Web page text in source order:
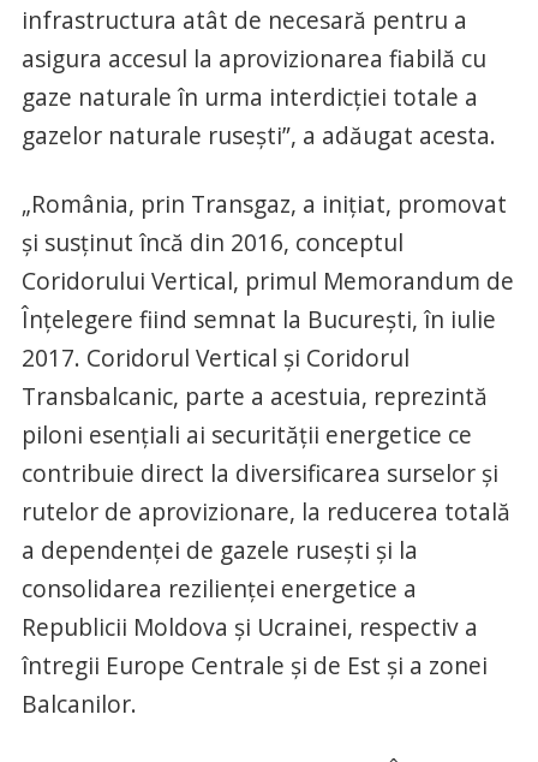
infrastructura atât de necesară pentru a
asigura accesul la aprovizionarea fiabilă cu
gaze naturale în urma interdicţiei totale a
gazelor naturale ruseşti”, a adăugat acesta.
„România, prin Transgaz, a iniţiat, promovat
şi susţinut încă din 2016, conceptul
Coridorului Vertical, primul Memorandum de
Înţelegere fiind semnat la Bucureşti, în iulie
2017. Coridorul Vertical şi Coridorul
Transbalcanic, parte a acestuia, reprezintă
piloni esenţiali ai securităţii energetice ce
contribuie direct la diversificarea surselor şi
rutelor de aprovizionare, la reducerea totală
a dependenţei de gazele ruseşti şi la
consolidarea rezilienţei energetice a
Republicii Moldova şi Ucrainei, respectiv a
întregii Europe Centrale şi de Est şi a zonei
Balcanilor.